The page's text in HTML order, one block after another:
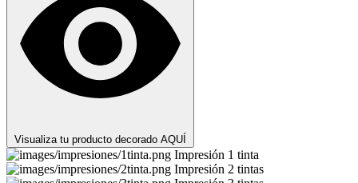
Visualiza tu producto decorado AQUÍ
Impresión 1 tinta
Impresión 2 tintas